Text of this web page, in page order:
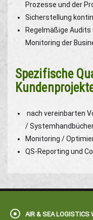
Prozesse und der
Sicherstellung
Regelmäßige
Monitoring der
Spezifische
nach vereinbarten
/
Monitoring /
QS-Reporting und
AIR & SEA LOGISTICS